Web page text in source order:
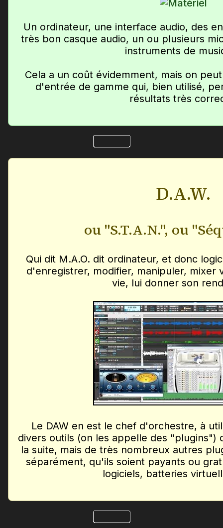
Un ordinateur, une interface audio, des
très bon casque audio, un ou plusieurs
instruments de
Cela a un coût évidemment, mais on
d'entrée de gamme qui, bien utilisé,
résultats très
D.A.W.
ou "S.T.A.N.", ou
Qui dit M.A.O. dit ordinateur, et donc
d'enregistrer, modifier, manipuler, mixer
vie, lui donner son
Le DAW en est le chef d'orchestre, à
divers outils (on les appelle des "plugins")
la suite, mais de très nombreux autres
séparément, qu'ils soient payants ou
logiciels, batteries